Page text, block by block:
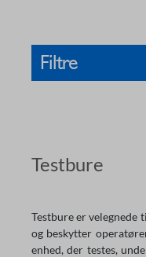
Filtre
Testbure
Testbure er
og beskytter
enhed, der testes,